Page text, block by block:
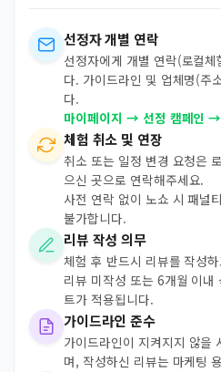
선정자 개별 연락
선정자에게 개별 연락(로컬
다. 가이드라인 및 업체명(주
다.
마이페이지 → 선정 캠페인
체험 취소 및 연장
취소 또는 일정 변경 요청은
으신 곳으로 연락해주세요.
사전 연락 없이 노쇼 시 패널
불가합니다.
리뷰 작성 의무
체험 후 반드시 리뷰를 작성
리뷰 미작성 또는 6개월 이
트가 적용됩니다.
가이드라인 준수
가이드라인이 지켜지지 않을
며, 작성하신 리뷰는 마케팅